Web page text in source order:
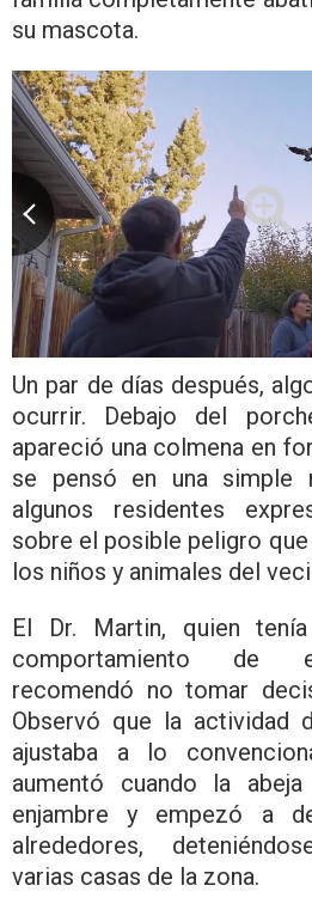
su mascota.
Un par de días después,
ocurrir. Debajo del
apareció una colmena en
se pensó en una simple
algunos residentes
sobre el posible peligro
los niños y animales del
El Dr. Martin, quien
comportamiento de
recomendó no tomar
Observó que la actividad
ajustaba a lo
aumentó cuando la
enjambre y empezó a
alrededores,
varias casas de la zona.